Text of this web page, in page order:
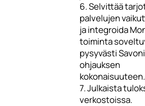
6. Selvittää
palvelujen
ja integroida
toiminta
pysyvästi
ohjauksen
kokonaisuuteen.
7. Julkaista
verkostoissa.